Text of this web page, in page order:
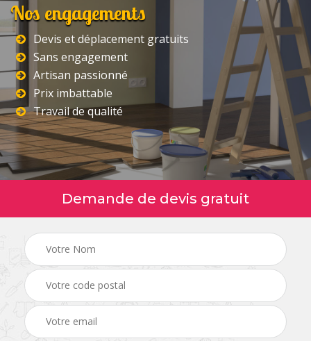
Nos engagements
Devis et déplacement gratuits
Sans engagement
Artisan passionné
Prix imbattable
Travail de qualité
Demande de devis gratuit